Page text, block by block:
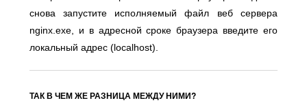
снова запустите исполняемый файл веб сервера
nginx.exe, и в адресной сроке браузера введите его
локальный адрес (localhost).
ТАК В ЧЕМ ЖЕ РАЗНИЦА МЕЖДУ НИМИ?